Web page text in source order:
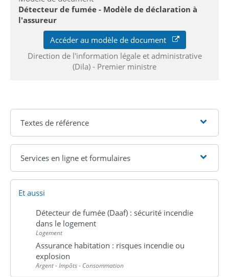
Détecteur de fumée - Modèle de déclaration à
l'assureur
Accéder au modèle de document
Direction de l'information légale et administrative
(Dila) - Premier ministre
Textes de référence
Services en ligne et formulaires
Et aussi
Détecteur de fumée (Daaf) : sécurité incendie
dans le logement
Logement
Assurance habitation : risques incendie ou
explosion
Argent - Impôts - Consommation